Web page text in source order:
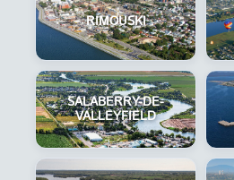
RIMOUSKI
SALABERRY-DE-
VALLEYFIELD